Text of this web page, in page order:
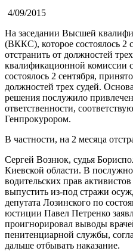
4/09/2015
На заседании Высшей
(ВККС), которое состоялось 2
отстранить от должностей
квалификационной комиссии
состоялось 2 сентября,
должностей трех судей.
решения послужило
ответственности,
Генпрокурором.
В частности, на 2 месяца
Сергей Вознюк, судья
Киевской области. В
водительских прав
выпустить из-под стражи
депутата Лозинского по
юстиции Павел Петренко
проигнорировал выводы
пенитенциарной службы,
дальше отбывать наказание.